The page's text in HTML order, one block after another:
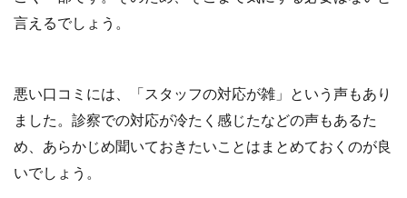
言えるでしょう。
悪い口コミには、「スタッフの対応が雑」という声もあり
ました。診察での対応が冷たく感じたなどの声もあるた
め、あらかじめ聞いておきたいことはまとめておくのが良
いでしょう。